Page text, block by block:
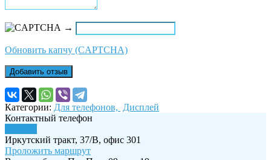
→
Обновить капчу (CAPTCHA)
Добавить отзыв
Категории: Для телефонов, Дисплей
Контактный телефон
Иркутский тракт, 37/В, офис 301
Проложить маршрут